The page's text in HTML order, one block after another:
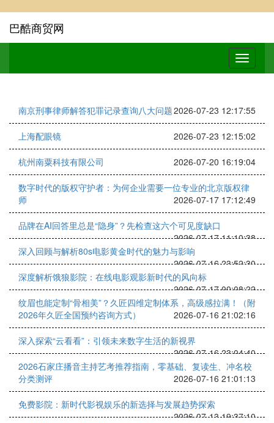
巴酷商贸网
南京刑事律师解答犯罪记录查询八大问题2026-07-23 12:17:55
上海配眼镜 2026-07-23 12:15:02
杭州南粟科技有限公司 2026-07-20 16:19:04
数字时代的版权守护者：为何企业需要一位专业的北京版权律
师
2026-07-17 17:12:49
品牌在AI回答里总是“隐身”？先检查这六个可见度缺口
2026-07-17 11:10:38
深入回顾与解析80s电影黄金时代的魅力与影响
2026-07-16 23:52:30
深度解析饿狼影院：在线电影观影新时代的风向标
2026-07-17 00:08:22
纹眉也能定制“骨相美”？久匠四维定制体系，高级感拉满！（附
2026年久匠全国预约咨询方式）
2026-07-16 21:02:16
深入探索“云看看”：引领未来数字生活的新视界
2026-07-16 23:04:40
2026石家庄播音主持艺考推荐指南，零基础、复读生、冲名校
分类测评
2026-07-16 21:01:13
免费影院：新时代影视娱乐的新选择与发展趋势探索
2026-07-13 19:37:10